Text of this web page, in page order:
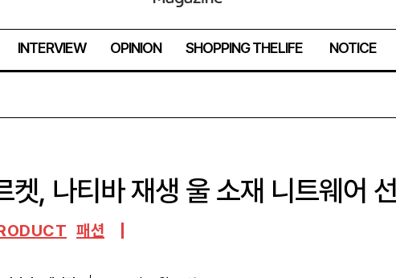
INTERVIEW OPINION SHOPPING THELIFE NOTICE
켓, 나티바 재생 울 소재 니트웨어
패션